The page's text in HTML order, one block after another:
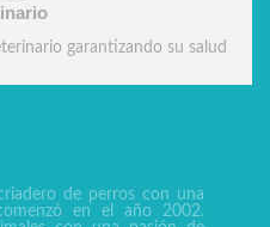
garantizando su salud
de perros con una
en el año 2002.